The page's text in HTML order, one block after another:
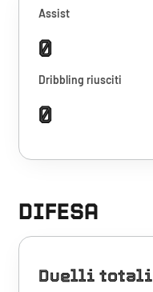
Assist
0
Dribbling riusciti
0
DIFESA
Duelli totali